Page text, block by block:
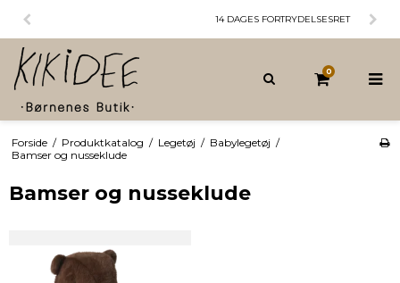
14 DAGES FORTRYDELSESRET
0
Forside / Produktkatalog / Legetøj / Babylegetøj /
Bamser og nusseklude
Bamser og nusseklude